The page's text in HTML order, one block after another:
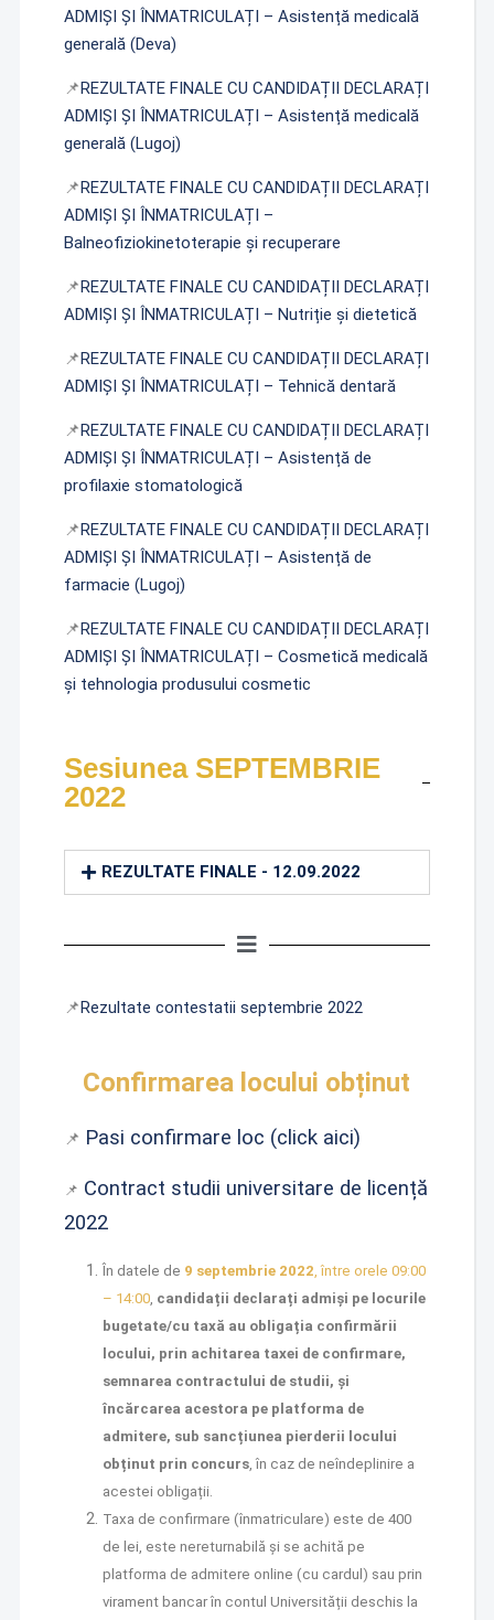
ADMIȘI ȘI ÎNMATRICULAȚI – Asistență medicală
generală (Deva)
📌REZULTATE FINALE CU CANDIDAȚII DECLARAȚI
ADMIȘI ȘI ÎNMATRICULAȚI – Asistență medicală
generală (Lugoj)
📌REZULTATE FINALE CU CANDIDAȚII DECLARAȚI
ADMIȘI ȘI ÎNMATRICULAȚI –
Balneofiziokinetoterapie și recuperare
📌REZULTATE FINALE CU CANDIDAȚII DECLARAȚI
ADMIȘI ȘI ÎNMATRICULAȚI – Nutriție și dietetică
📌REZULTATE FINALE CU CANDIDAȚII DECLARAȚI
ADMIȘI ȘI ÎNMATRICULAȚI – Tehnică dentară
📌REZULTATE FINALE CU CANDIDAȚII DECLARAȚI
ADMIȘI ȘI ÎNMATRICULAȚI – Asistență de
profilaxie stomatologică
📌REZULTATE FINALE CU CANDIDAȚII DECLARAȚI
ADMIȘI ȘI ÎNMATRICULAȚI – Asistență de
farmacie (Lugoj)
📌REZULTATE FINALE CU CANDIDAȚII DECLARAȚI
ADMIȘI ȘI ÎNMATRICULAȚI – Cosmetică medicală
și tehnologia produsului cosmetic
Sesiunea SEPTEMBRIE
2022
REZULTATE FINALE - 12.09.2022
📌Rezultate contestatii septembrie 2022
Confirmarea locului obținut
📌 Pasi confirmare loc (click aici)
📌 Contract studii universitare de licență
2022
În datele de 9 septembrie 2022, între orele 09:00
– 14:00, candidații declarați admiși pe locurile
bugetate/cu taxă au obligația confirmării
locului, prin achitarea taxei de confirmare,
semnarea contractului de studii, și
încărcarea acestora pe platforma de
admitere, sub sancțiunea pierderii locului
obținut prin concurs, în caz de neîndeplinire a
acestei obligații.
Taxa de confirmare (înmatriculare) este de 400
de lei, este nereturnabilă și se achită pe
platforma de admitere online (cu cardul) sau prin
virament bancar în contul Universității deschis la